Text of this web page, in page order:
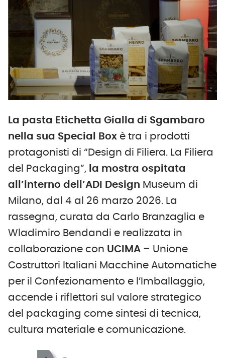
La pasta Etichetta Gialla di Sgambaro
nella sua Special Box è tra i prodotti
protagonisti di “Design di Filiera. La Filiera
del Packaging”, la mostra ospitata
all’interno dell’ADI Design Museum di
Milano, dal 4 al 26 marzo 2026. La
rassegna, curata da Carlo Branzaglia e
Wladimiro Bendandi e realizzata in
collaborazione con UCIMA – Unione
Costruttori Italiani Macchine Automatiche
per il Confezionamento e l’Imballaggio,
accende i riflettori sul valore strategico
del packaging come sintesi di tecnica,
cultura materiale e comunicazione.